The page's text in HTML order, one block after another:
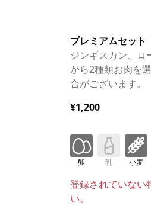
プレミアムセット
ジンギスカン、ロ
から2種類お肉を
合がございます。
¥1,200
卵 乳 小麦
登録されていない
い。